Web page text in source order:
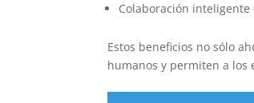
Colaboración
Estos beneficios no sólo
humanos y permiten a los